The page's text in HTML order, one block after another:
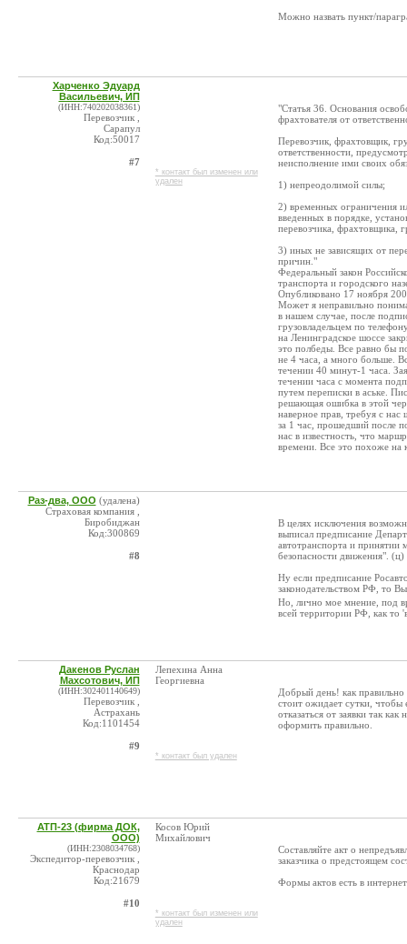
Можно назвать пункт/
Харченко Эдуард
Васильевич, ИП
(ИНН:740202038361)
Перевозчик ,
Сарапул
Код:50017
#7
* контакт был изменен или
удален
"Статья 36. Основания
фрахтователя от
Перевозчик, фрахтовщик,
ответственности,
неисполнение ими своих
1) непреодолимой силы;
2) временных ограничения
введенных в порядке,
перевозчика, фрахтовщика,
3) иных не зависящих от
причин."
Федеральный закон
транспорта и городского
Опубликовано 17 ноября
Может я неправильно
в нашем случае, после
грузовладельцем по
на Ленинградское шоссе
это полбеды. Все равно бы
не 4 часа, а много больше.
течении 40 минут-1 часа.
течении часа с момента
путем переписки в аське.
решающая ошибка в этой
наверное прав, требуя с нас
за 1 час, прошедший после
нас в известность, что
времени. Все это похоже на
Раз-два, ООО (удалена)
Страховая компания ,
Биробиджан
Код:300869
#8
В целях исключения
выписал предписание
автотранспорта и принятии
безопасности движения".
Ну если предписание
законодательством РФ, то
Но, лично мое мнение, под
всей территории РФ, как то
Дакенов Руслан
Махсотович, ИП
(ИНН:302401140649)
Перевозчик ,
Астрахань
Код:1101454
#9
Лепехина Анна
Георгиевна
* контакт был удален
Добрый день! как правильно
стоит ожидает сутки, чтобы
отказаться от заявки так
оформить правильно.
АТП-23 (фирма ДОК,
ООО)
(ИНН:2308034768)
Экспедитор-перевозчик ,
Краснодар
Код:21679
#10
Косов Юрий
Михайлович
* контакт был изменен или
удален
Составляйте акт о
заказчика о предстоящем
Формы актов есть в